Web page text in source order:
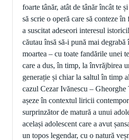
foarte tânăr, atât de tânăr încât te
să scrie o operă care să conteze
a suscitat adeseori interesul
căutau însă să-i pună mai
moartea – cu toate fandările unei
care a dus, în timp, la învrăjbirea
generație și chiar la saltul în timp
cazul Cezar Ivănescu – Gheorghe
așeze în contextul liricii
surprinzător de matură a unui
același adolescent care a avut
un topos legendar, cu o natură